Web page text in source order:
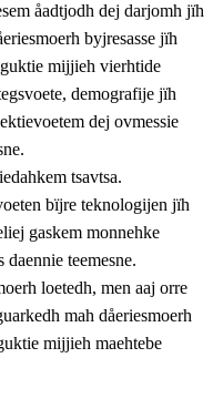
åadtjodh dej darjomh jïh
byjresasse jïh
mijjieh vierhtide
demografije jïh
dej ovmessie
tsavtsa.
bïjre teknologijen jïh
gaskem monnehke
teemesne.
loetedh, men aaj orre
mah dåeriesmoerh
mijjieh maehtebe